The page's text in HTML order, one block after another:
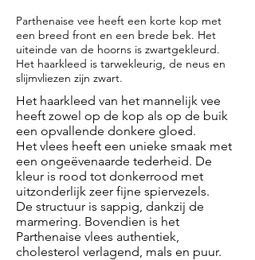
Parthenaise vee heeft een korte kop met
een breed front en een brede bek. Het
uiteinde van de hoorns is zwartgekleurd.
Het haarkleed is tarwekleurig, de neus en
slijmvliezen zijn zwart.
Het haarkleed van het mannelijk vee
heeft zowel op de kop als op de buik
een opvallende donkere gloed.
Het vlees heeft een unieke smaak met
een ongeëvenaarde tederheid. De
kleur is rood tot donkerrood met
uitzonderlijk zeer fijne spiervezels.
De structuur is sappig, dankzij de
marmering. Bovendien is het
Parthenaise vlees authentiek,
cholesterol verlagend, mals en puur.